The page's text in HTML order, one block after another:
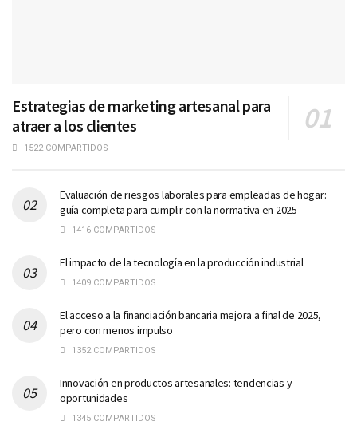
Estrategias de marketing artesanal para
atraer a los clientes
1522 COMPARTIDOS
Evaluación de riesgos laborales para empleadas de hogar:
guía completa para cumplir con la normativa en 2025
1416 COMPARTIDOS
El impacto de la tecnología en la producción industrial
1409 COMPARTIDOS
El acceso a la financiación bancaria mejora a final de 2025,
pero con menos impulso
1352 COMPARTIDOS
Innovación en productos artesanales: tendencias y
oportunidades
1345 COMPARTIDOS